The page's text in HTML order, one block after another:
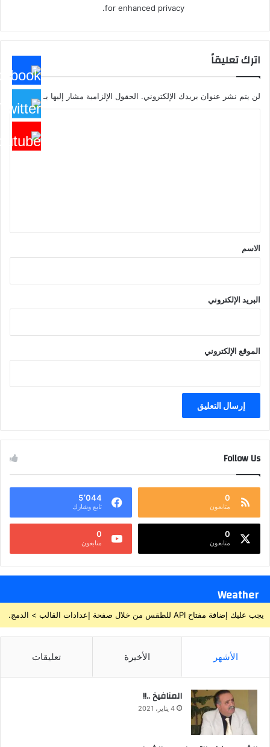
for enhanced privacy.
اترك تعليقاً
لن يتم نشر عنوان بريدك الإلكتروني. الحقول الإلزامية مشار إليها بـ
*
الاسم
البريد الإلكتروني
الموقع الإلكتروني
Follow Us
0
متابعون
5٬044
تابع وشارك
0
متابعون
0
متابعون
Weather
يجب عليك إضافة مفتاح API للطقس من خلال صفحة إعدادات القالب > الدمج.
الأشهر الأخيرة تعليقات
المنافيخ ..!!
4 يناير، 2021